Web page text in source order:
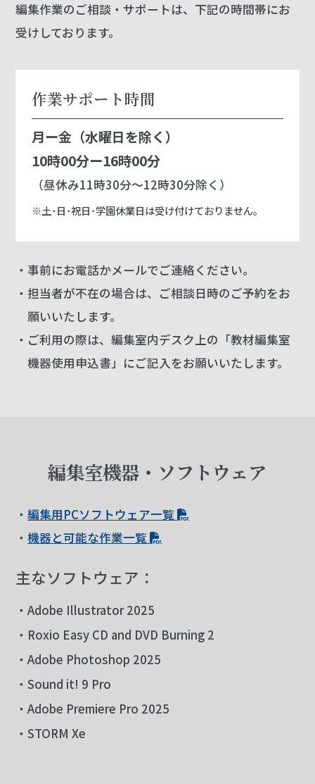
編集作業のご相談・サポートは、下記の時間帯にお
受けしております。
作業サポート時間
月ー金（水曜日を除く）
10時00分ー16時00分
（昼休み11時30分～12時30分除く）
※土･日･祝日･学園休業日は受け付けておりません。
・事前にお電話かメールでご連絡ください。
・担当者が不在の場合は、ご相談日時のご予約をお
願いいたします。
・ご利用の際は、編集室内デスク上の「教材編集室
機器使用申込書」にご記入をお願いいたします。
編集室機器・ソフトウェア
・編集用PCソフトウェア一覧
・機器と可能な作業一覧
主なソフトウェア：
・Adobe Illustrator 2025
・Roxio Easy CD and DVD Burning 2
・Adobe Photoshop 2025
・Sound it! 9 Pro
・Adobe Premiere Pro 2025
・STORM Xe